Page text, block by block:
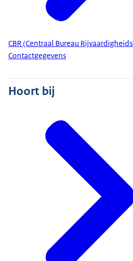
CBR (Centraal Bureau
Contactgegevens
Hoort bij